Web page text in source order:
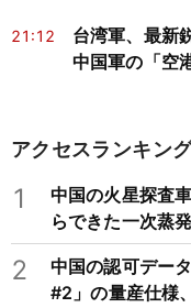
21:12
台湾軍、最新
中国軍の「空
アクセスランキン
1
中国の火星探査
らできた一次蒸
2
中国の認可デー
#2」の量産仕様